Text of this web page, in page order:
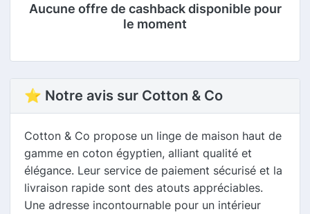
Aucune offre de cashback disponible pour
le moment
⭐ Notre avis sur Cotton & Co
Cotton & Co propose un linge de maison haut de
gamme en coton égyptien, alliant qualité et
élégance. Leur service de paiement sécurisé et la
livraison rapide sont des atouts appréciables.
Une adresse incontournable pour un intérieur